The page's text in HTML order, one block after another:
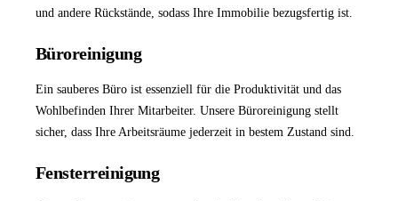
und andere Rückstände, sodass Ihre Immobilie bezugsfertig ist.
Büroreinigung
Ein sauberes Büro ist essenziell für die Produktivität und das
Wohlbefinden Ihrer Mitarbeiter. Unsere Büroreinigung stellt
sicher, dass Ihre Arbeitsräume jederzeit in bestem Zustand sind.
Fensterreinigung